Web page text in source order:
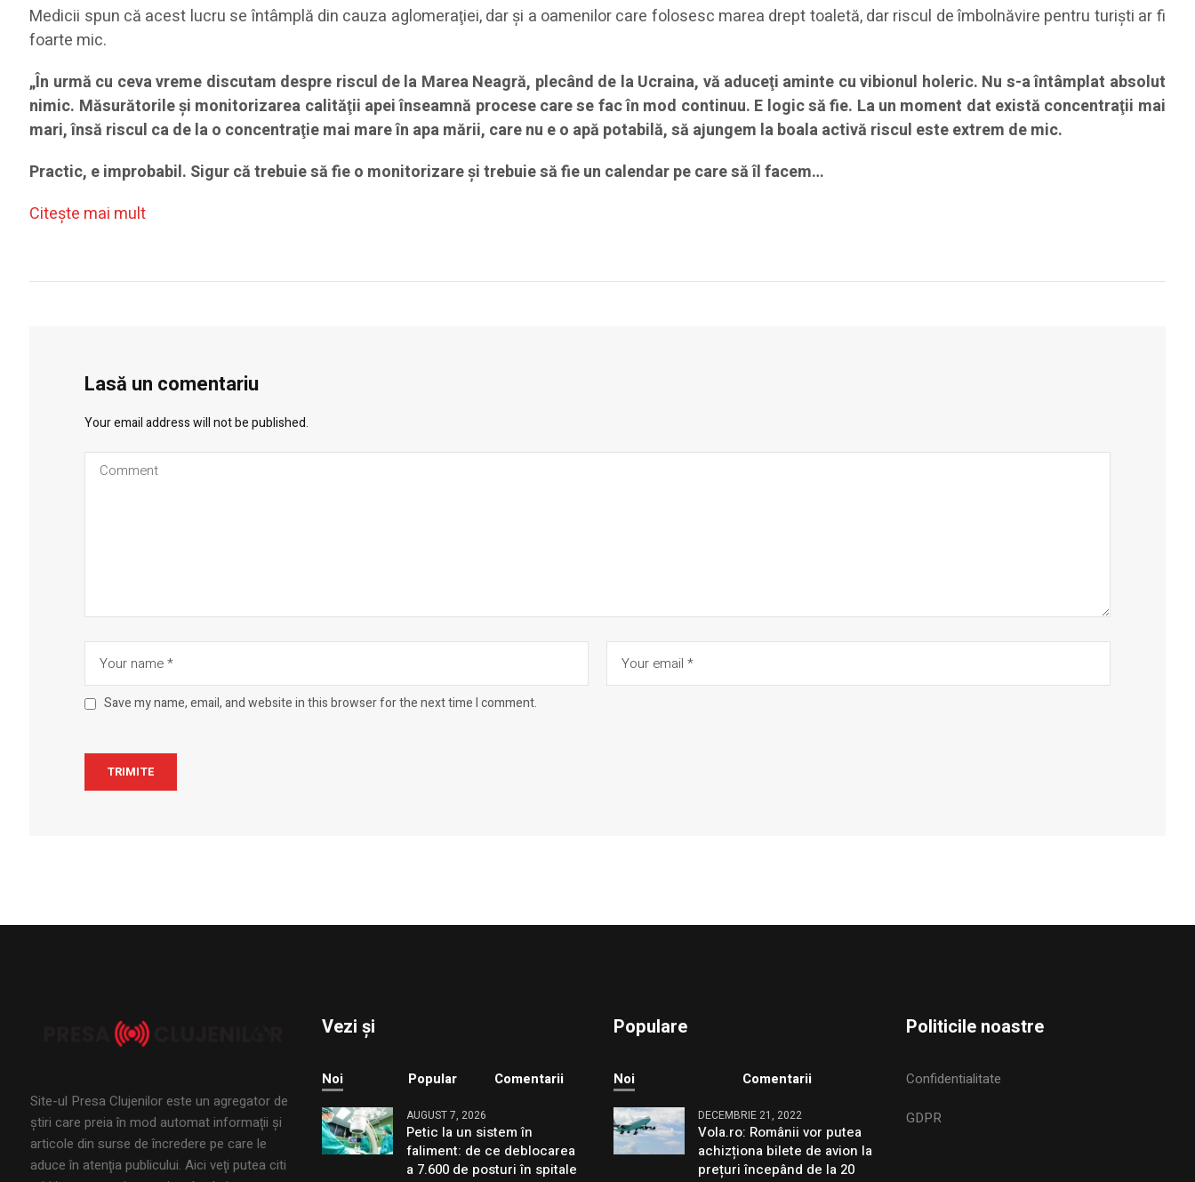
Medicii spun că acest lucru se întâmplă din cauza aglomeraţiei, dar şi a oamenilor care folosesc marea drept toaletă, dar riscul de îmbolnăvire pentru turiști ar fi
foarte mic.
„În urmă cu ceva vreme discutam despre riscul de la Marea Neagră, plecând de la Ucraina, vă aduceţi aminte cu vibionul holeric. Nu s-a întâmplat absolut
nimic. Măsurătorile şi monitorizarea calităţii apei înseamnă procese care se fac în mod continuu. E logic să fie. La un moment dat există concentraţii mai
mari, însă riscul ca de la o concentraţie mai mare în apa mării, care nu e o apă potabilă, să ajungem la boala activă riscul este extrem de mic.
Practic, e improbabil. Sigur că trebuie să fie o monitorizare şi trebuie să fie un calendar pe care să îl facem…
Citeşte mai mult
Lasă un comentariu
Your email address will not be published.
Save my name, email, and website in this browser for the next time I comment.
Site-ul Presa Clujenilor este un agregator de
ştiri care preia în mod automat informaţii şi
articole din surse de încredere pe care le
aduce în atenţia publicului. Aici veţi putea citi
Vezi și
Noi Popular Comentarii
AUGUST 7, 2026
Petic la un sistem în
faliment: de ce deblocarea
a 7.600 de posturi în spitale
Populare
Noi Comentarii
DECEMBRIE 21, 2022
Vola.ro: Românii vor putea
achizționa bilete de avion la
prețuri începând de la 20
Politicile noastre
Confidentialitate
GDPR